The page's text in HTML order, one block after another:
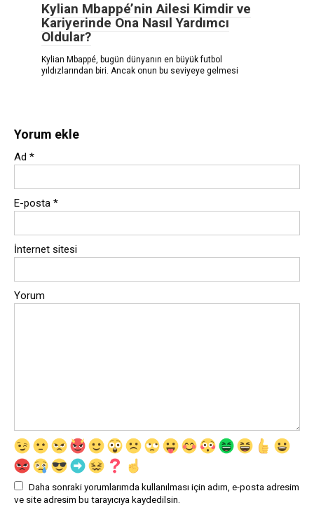
Kylian Mbappé’nin Ailesi Kimdir ve
Kariyerinde Ona Nasıl Yardımcı
Oldular?
Kylian Mbappé, bugün dünyanın en büyük futbol
yıldızlarından biri. Ancak onun bu seviyeye gelmesi
Yorum ekle
Ad *
E-posta *
İnternet sitesi
Yorum
Daha sonraki yorumlarımda kullanılması için adım, e-posta adresim
ve site adresim bu tarayıcıya kaydedilsin.